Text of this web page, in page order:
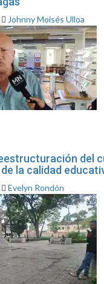
Johnny Moisés Ulloa
del
la calidad
Evelyn Rondón